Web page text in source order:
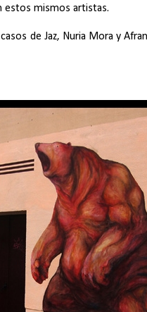
estos mismos artistas.
de Jaz, Nuria Mora y